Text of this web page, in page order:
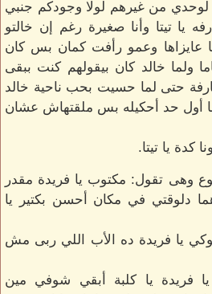
لوحدي من غيرهم لولا وجودكم جنبي
يا تيتا وأنا صغيرة رغم إن خالتو
عايزاها وعمو رأفت كمان بس كان
ولما خالد كان بيقولهم كنت ببقى
عارفة حتى لما حسيت بحب ناحية خالد
أول حد أحكيله بس ملقتهاش عشان
كدة يا تيتا.
وهى تقول: مكتوب يا فريدة مقدر
دلوقتي في مكان أحسن بكتير يا
يا فريدة ده الأب اللي ربى مش
فريدة يا كلبة أبقي شوفي مين